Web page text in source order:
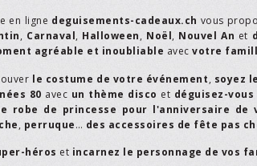
en ligne deguisements-cadeaux.ch vous
, Carnaval, Halloween, Noël, Nouvel An et
agréable et inoubliable avec votre
le costume de votre événement, soyez
80 avec un thème disco et déguisez-vous
robe de princesse pour l'anniversaire de
, perruque… des accessoires de fête pas
héros et incarnez le personnage de vos